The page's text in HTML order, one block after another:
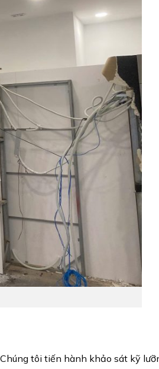
tôi tiến hành khảo sát kỹ